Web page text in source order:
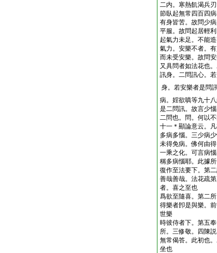
二内。寒熱飢渴兵
節臥起無常四百四
有身皆苦。故問少
平服。故問起居輕
起氣力未足。不能
氣力。安樂不者。
而未受安樂。故問
又具問者如法花也
訊身。二問訊心。
身。若安樂者是問
病。婬欲嗔等九十
是二問訊。故言少
二問也。問。何以
十一＊顯論意云。
多病多惱。三少病
未得免病。佛何由
一乘之化。可言病
稱多病惱耶。此據
復作至法要下。第
善哉善哉。法花疏
者。喜之至也
爲欲至隨喜。第二
得樂者卽是與樂。
世樂
時彼侍者下。第五
所。三修敬。四陳
無常偈答。此初也
坐也